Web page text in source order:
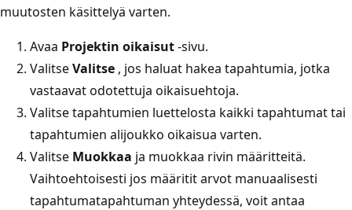
muutosten käsittelyä varten.
Avaa Projektin oikaisut-sivu.
ValitseValitse , jos haluat hakea tapahtumia, jotka
vastaavat odotettuja oikaisuehtoja.
Valitse tapahtumien luettelosta kaikki tapahtumat tai
tapahtumien alijoukko oikaisua varten.
Valitse Muokkaa ja muokkaa rivin määritteitä.
Vaihtoehtoisesti jos määritit arvot manuaalisesti
tapahtumatapahtuman yhteydessä, voit antaa